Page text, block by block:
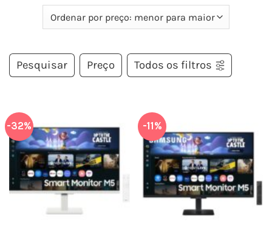
Pesquisar Preço Todos os filtros
-32% -11%